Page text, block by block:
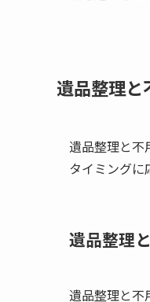
遺品整理と
遺品整理と不
タイミングに
遺品整理
遺品整理と不